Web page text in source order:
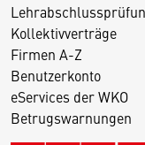
Kollektivverträge
Firmen A-Z
Benutzerkonto
eServices der WKO
Betrugswarnungen